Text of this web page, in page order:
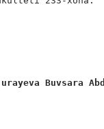
Buvsara